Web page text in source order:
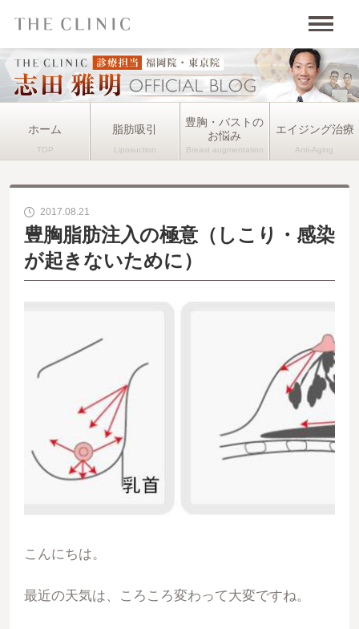
ホーム 脂肪吸引
豊胸・バストの
お悩み
エイジング治療
2017.08.21
豊胸脂肪注入の極意（しこり・感染
が起きないために）
こんにちは。
最近の天気は、ころころ変わって大変ですね。